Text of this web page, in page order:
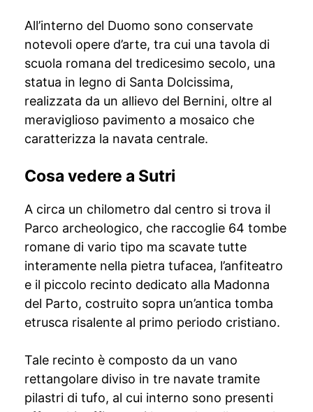
All’interno del Duomo sono conservate
notevoli opere d’arte, tra cui una tavola di
scuola romana del tredicesimo secolo, una
statua in legno di Santa Dolcissima,
realizzata da un allievo del Bernini, oltre al
meraviglioso pavimento a mosaico che
caratterizza la navata centrale.
Cosa vedere a Sutri
A circa un chilometro dal centro si trova il
Parco archeologico, che raccoglie 64 tombe
romane di vario tipo ma scavate tutte
interamente nella pietra tufacea, l’anfiteatro
e il piccolo recinto dedicato alla Madonna
del Parto, costruito sopra un’antica tomba
etrusca risalente al primo periodo cristiano.
Tale recinto è composto da un vano
rettangolare diviso in tre navate tramite
pilastri di tufo, al cui interno sono presenti